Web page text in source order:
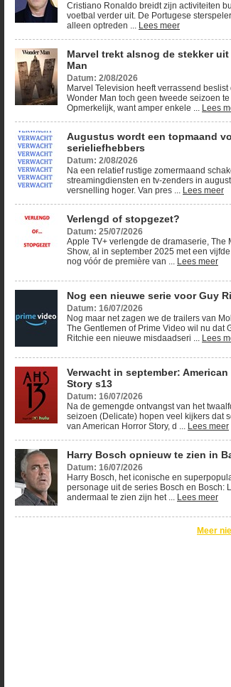
Cristiano Ronaldo breidt zijn activiteiten
voetbal verder uit. De Portugese
alleen optreden ... Lees meer
Marvel trekt alsnog de stekker uit
Man
Datum: 2/08/2026
Marvel Television heeft verrassend beslist
Wonder Man toch geen tweede seizoen
Opmerkelijk, want amper enkele ... Lees
Augustus wordt een topmaand
serieliefhebbers
Datum: 2/08/2026
Na een relatief rustige zomermaand
streamingdiensten en tv-zenders in
versnelling hoger. Van pres ... Lees meer
Verlengd of stopgezet?
Datum: 25/07/2026
Apple TV+ verlengde de dramaserie, The
Show, al in september 2025 met een
nog vóór de première van ... Lees meer
Nog een nieuwe serie voor Guy
Datum: 16/07/2026
Nog maar net zagen we de trailers van
The Gentlemen of Prime Video wil nu dat
Ritchie een nieuwe misdaadseri ... Lees
Verwacht in september: American
Story s13
Datum: 16/07/2026
Na de gemengde ontvangst van het
seizoen (Delicate) hopen veel kijkers dat
van American Horror Story, d ... Lees meer
Harry Bosch opnieuw te zien in
Datum: 16/07/2026
Harry Bosch, het iconische en
personage uit de series Bosch en Bosch:
andermaal te zien zijn het ... Lees meer
Meer